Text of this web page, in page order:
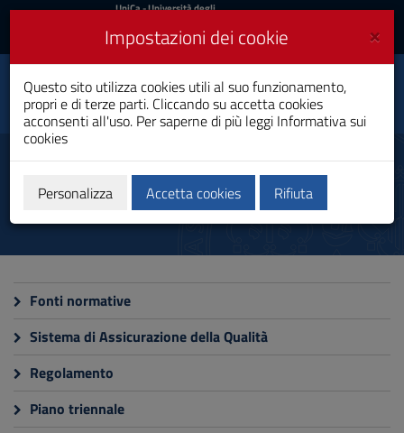
Vai
al
navigazione
sito
al
Footer
UniCa
Accedi
UniCa- Università degli
Accedi UniCA News
Toggle
navigation
Dipartimento di Scienze
della vita e
dell’ambiente
Documenti
Fonti normative
Sistema di Assicurazione della Qualità
Regolamento
Piano triennale
×
Impostazioni dei cookie
Questo sito utilizza cookies utili al suo funzionamento,
propri e di terze parti. Cliccando su accetta cookies
acconsenti all'uso. Per saperne di più leggi Informativa sui
cookies
Personalizza Accetta cookies Rifiuta